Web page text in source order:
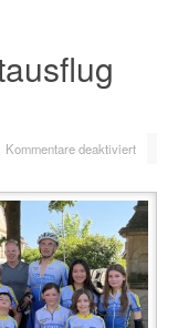
Kommentare deaktiviert